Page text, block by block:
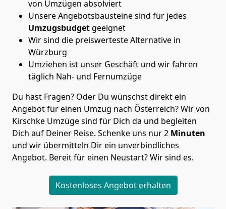
von Umzügen absolviert
Unsere Angebotsbausteine sind für jedes
Umzugsbudgetgeeignet
Wir sind die preiswerteste Alternative in
Würzburg
Umziehen ist unser Geschäft und wir fahren
täglich Nah- und Fernumzüge
Du hast Fragen? Oder Du wünschst direkt ein
Angebot für einen Umzug nach Österreich? Wir von
Kirschke Umzügesind für Dich da und begleiten
Dich auf Deiner Reise. Schenke uns nur2 Minuten
und wir übermitteln Dir ein unverbindliches
Angebot. Bereit für einen Neustart? Wir sind es.
Kostenloses Angebot erhalten